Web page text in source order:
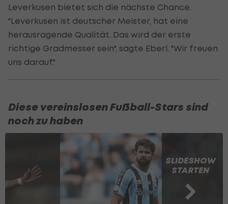
Leverkusen bietet sich die nächste Chance.
"Leverkusen ist deutscher Meister, hat eine
herausragende Qualität. Das wird der erste
richtige Gradmesser sein", sagte Eberl. "Wir freuen
uns darauf."
Diese vereinslosen Fußball-Stars sind
noch zu haben
SLIDESHOW
STARTEN